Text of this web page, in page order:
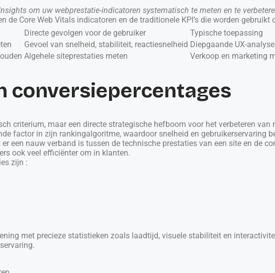
om uw webprestatie-indicatoren systematisch te meten en te
de Core Web Vitals indicatoren en de traditionele KPI’s die worden gebruikt
Directe gevolgen voor de gebruiker
Typische toepassing
Gevoel van snelheid, stabiliteit, reactiesnelheid Diepgaande UX-analyse
Algehele siteprestaties meten Verkoop en marketing
conversiepercentages
criterium, maar een directe strategische hefboom voor het verbeteren
factor in zijn rankingalgoritme, waardoor snelheid en gebruikerservaring
een nauw verband is tussen de technische prestaties van een site en de
ook veel efficiënter om in klanten.
zijn :
met precieze statistieken zoals laadtijd, visuele stabiliteit en